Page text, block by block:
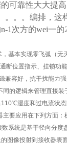
可靠性大大提
。。。编排，这
1次方的wei一的
基本实现零飞弧（无
断位置指示、挂锁功
容好，抗干扰能力强
的逻辑来管理直接装
湿度和过电流状态
要应用在下列方面：
系统是基于径向分度
图像投射到接收器表